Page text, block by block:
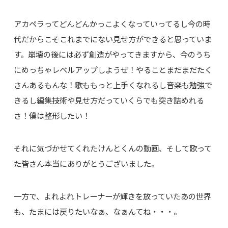
アカペラってどんどんかっこよくなっていってるし今の時
代だからこそこれまでにない見せ方ができると思っていま
す。崩壊の後には必ず創造がやってきますから、今のうち
にめっちゃレベルアップしようぜ！やることまだまだたく
さんあるもんな！歌ももっと上手くなれるし音楽も勉強で
きるし編集技術や見せ方だっていくらでも突き詰めれる
さ！僕は整形したい！
それに気づかせてくれたけんとくんの動画、そして歌って
た皆さん本当にありがとうございました。
一方で、よれよれトレーナーが輝きを放っていたあの世界
も、たまには戻りたいなぁ、なぁんてね・・・。